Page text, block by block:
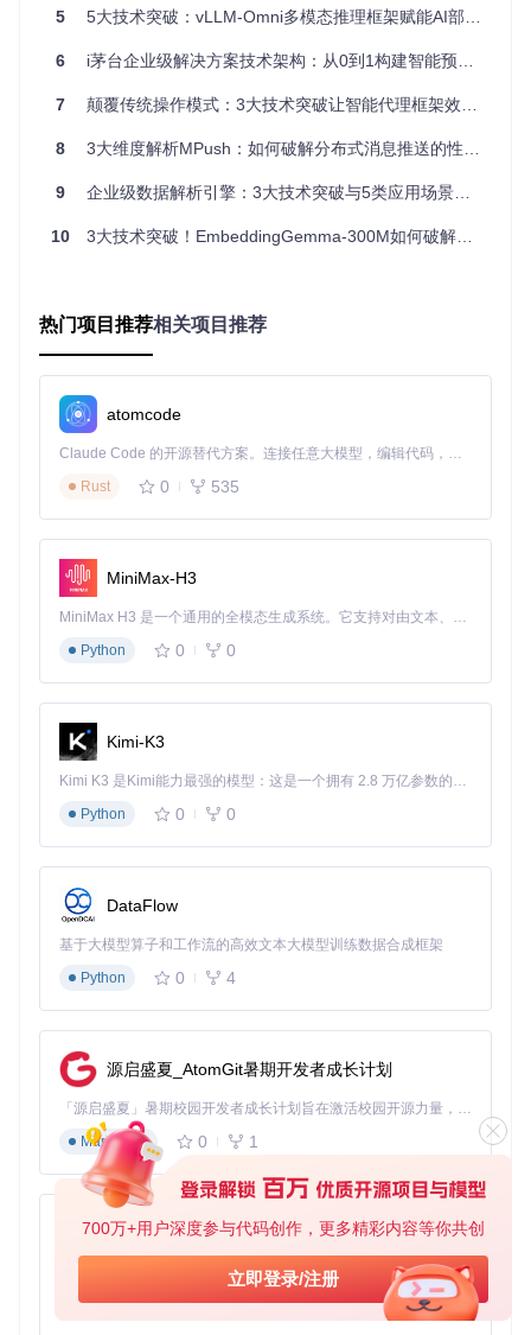
700万+用户深度参与代码创作，更多精彩内容等你共创
立即登录/注册
文件服务的整合与标准化。
架构创新解析：copyparty的技术突破
分布式任务处理框架：基于BrokerMp的并行处理机制
copyparty的核心创新在于其分布式任务处理框架，通过Broke
量，创建对应数量的MpWorker子进程，每个进程独立处理客
动态分配与负载均衡。这种架构将传统单进程的串行处理转变
为多进程并行处理，在8核服务器环境下可使文件传输吞吐量
关键实现位于copyparty/broker_mp.py中的BrokerMp类，其c
ollector方法负责监控子进程状态，ask和say方法实现进程间
通信。当新请求到达时，主进程通过消息队列将任务分发至负
载最轻的工作进程，避免传统架构的请求排队现象。测试数据
显示，在100并发上传场景下，响应延迟从单进程的28秒降至
多进程的3.2秒，且CPU利用率从95%均衡至各核心60-70%区
断点续传引擎：基于内容哈希的智能续传机制
up2k.py中实现的断点续传引擎通过内容哈希技术解决传输可
靠性问题。文件上传前被分割为固定大小的块（默认4MB），
每个块计算SHA-256哈希值。服务端维护已接收块的哈希列
表，客户端上传时先发送哈希清单，仅传输缺失块。这种设计
下传输成功率提升至99.7%。
大小和块哈希序列生成唯一标识（wark），服务端据此追踪传
输状态。即使客户端更换设备，只要能提供相同的哈希序列，
仍可从断点继续传输。某跨国企业实际应用中，跨洲传输50G
B视频文件时，因网络中断仅需重传3个块（12MB），较传统
方案节省4小时传输时间。
多协议统一处理：基于SvcHub的服务集成架构
svchub.py实现的服务中枢（SvcHub）整合了WebDAV、FT
P、TFTP等多种协议处理模块。通过统一的抽象接口，不同协
议请求被转换为标准化任务，由分布式任务处理框架统一调
度。这种设计使单个copyparty实例可同时提供多种服务，资
源占用较独立部署方案减少60%。
服务集成的关键在于协议无关的任务封装，例如FTP的STOR
议。某高校部署案例显示，copyparty取代原有3套服务软件
后，维护工作量减少75%，安全漏洞响应时间从24小时缩短至
2小时。
实战应用指南：从部署到优化的全流程
环境准备与基础配置
部署copyparty需Python 3.6+环境，推荐在Linux系统中运行以
获得最佳性能。通过以下命令快速启动基础服务：
5 5大技术突破：vLLM-Omni多模态推理框架赋能AI部署全流程
6 i茅台企业级解决方案技术架构：从0到1构建智能预约系统
7 颠覆传统操作模式：3大技术突破让智能代理框架效率提升200%
8 3大维度解析MPush：如何破解分布式消息推送的性能、兼容性与扩展性难题
9 企业级数据解析引擎：3大技术突破与5类应用场景的架构级解决方案
10 3大技术突破！EmbeddingGemma-300M如何破解企业语义检索落地难题
热门项目推荐相关项目推荐
atomcode
Claude Code 的开源替代方案。连接任意大模型，编辑代码，运行命令，自动验证 — 全自动执行。用 Rust 构建，极致性能。 ｜ An open-source alternative to Claude Code. Connect any LLM, edit code, run commands, and verify changes — autonomously. Built in Rust for speed. Get Started
Rust
0 535
MiniMax-H3
MiniMax H3 是一个通用的全模态生成系统。它支持对由文本、图像、视频和音频组成的多模态上下文进行统一理解，并能生成分辨率高达 2K、时长可达 15 秒的带原生立体声音频的视频。得益于面向任务泛化的系统设计，H3 在预训练阶段就已具备广泛的多模态上下文理解与生成能力，能够出色地执行复杂的多模态指令。
Python
0 0
Kimi-K3
Kimi K3 是Kimi能力最强的模型：这是一个拥有 2.8 万亿参数的混合专家（MoE）模型，具备原生视觉理解能力，并支持 100 万 token 的上下文窗口。
Python
0 0
DataFlow
基于大模型算子和工作流的高效文本大模型训练数据合成框架
Python
0 4
源启盛夏_AtomGit暑期开发者成长计划
「源启盛夏」暑期校园开发者成长计划旨在激活校园开源力量，通过积分激励、认证扶持、资源倾斜等形式，引导高校组织和开发者完成「入驻 — 建项目 — 做贡献 — 获认证 — 得资源」的完整闭环。无论你是想带领社团入驻平台的组织者，还是希望用代码贡献证明自己的开发者，都能在这里找到属于你的成长路径。
Markdown
0 1
py-xiaozhi
基于Python的Xiaozhi AI，适用于想要完整Xiaozhi体验而无需拥有专用硬件的用户。
Python
0 1